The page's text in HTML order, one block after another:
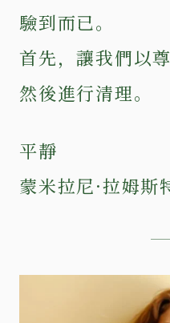
驗到而已。
首先，讓我們以
然後進行清理。
平靜
蒙米拉尼·拉姆斯